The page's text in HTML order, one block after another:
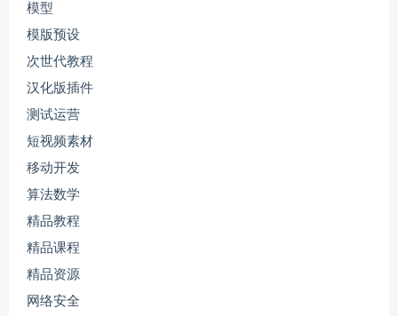
模型
模版预设
次世代教程
汉化版插件
测试运营
短视频素材
移动开发
算法数学
精品教程
精品课程
精品资源
网络安全